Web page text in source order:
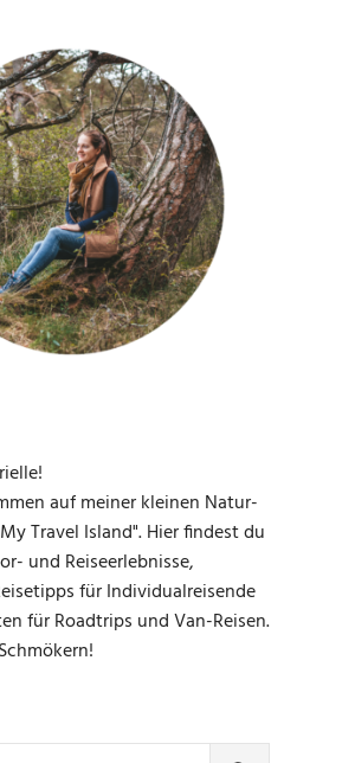
auf meiner kleinen Natur-
Travel Island". Hier findest du
und Reiseerlebnisse,
für Individualreisende
für Roadtrips und Van-Reisen.